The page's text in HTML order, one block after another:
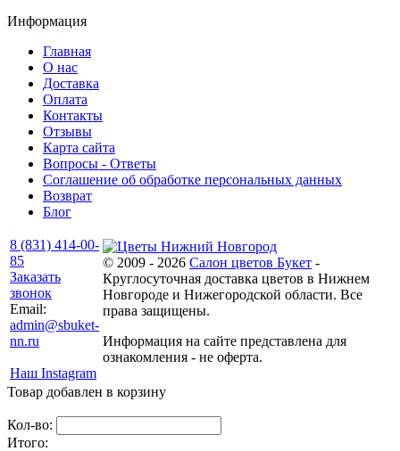
Информация
Главная
О нас
Доставка
Оплата
Контакты
Отзывы
Карта сайта
Вопросы - Ответы
Соглашение об обработке персональных данных
Возврат
Блог
8 (831) 414-00-
85
Заказать
звонок
Email:
admin@sbuket-
nn.ru
Наш Instagram
© 2009 - 2026 Салон цветов Букет -
Круглосуточная доставка цветов в Нижнем
Новгороде и Нижегородской области. Все
права защищены.
Информация на сайте представлена для
ознакомления - не оферта.
Товар добавлен в корзину
Кол-во:
Итого: